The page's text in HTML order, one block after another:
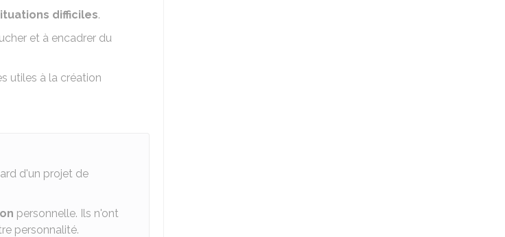
difficiles.
et à encadrer du
utiles à la création
d'un projet de
personnelle. Ils n'ont
personnalité.